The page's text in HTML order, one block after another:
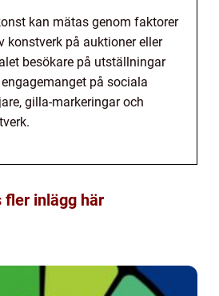
kan mätas genom faktorer
konstverk på auktioner eller
besökare på utställningar
på sociala
gilla-markeringar och
fler inlägg här